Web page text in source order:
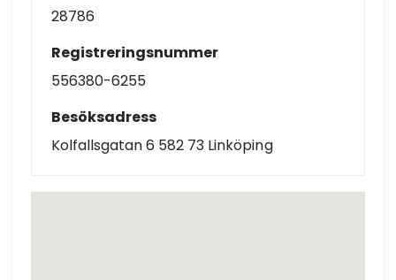
28786
Registreringsnummer
556380-6255
Besöksadress
Kolfallsgatan 6 582 73 Linköping